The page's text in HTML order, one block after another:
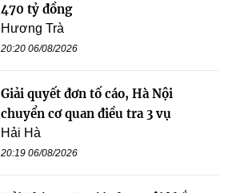
470 tỷ đồng
Hương Trà
20:20 06/08/2026
Giải quyết đơn tố cáo, Hà Nội
chuyển cơ quan điều tra 3 vụ
Hải Hà
20:19 06/08/2026